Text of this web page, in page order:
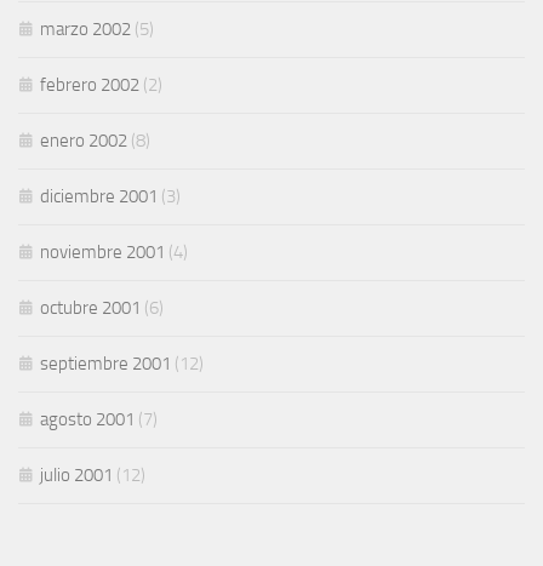
marzo 2002 (5)
febrero 2002 (2)
enero 2002 (8)
diciembre 2001 (3)
noviembre 2001 (4)
octubre 2001 (6)
septiembre 2001 (12)
agosto 2001 (7)
julio 2001 (12)